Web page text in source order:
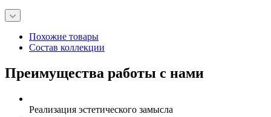
Похожие товары
Состав коллекции
Преимущества работы с нами
Реализация эстетического замысла